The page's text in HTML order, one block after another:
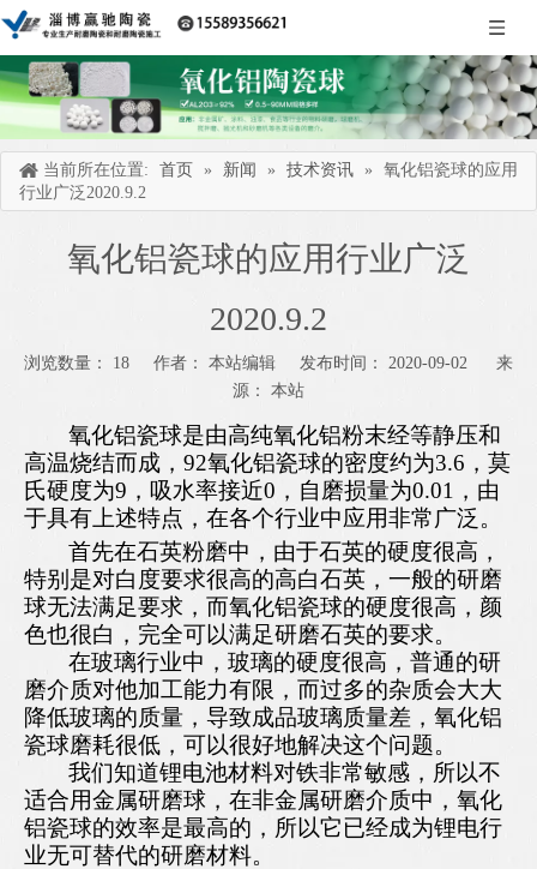
当前所在位置: 首页 » 新闻 » 技术资讯 »
氧化铝瓷球的应用
行业广泛2020.9.2
氧化铝瓷球的应用行业广泛
2020.9.2
浏览数量： 18 作者： 本站编辑 发布时间： 2020-09-02 来
源： 本站
["wechat","weibo","qzone","douban","email"]
氧化铝瓷球是由高纯氧化铝粉末经等静压和
高温烧结而成， 92氧化铝瓷球的密度约为3.6， 莫
氏硬度为9，吸水率接近0，自磨损量为0.01，由
于具有上述特点， 在各个行业中应用非常广泛。
首先在石英粉磨中，由于石英的硬度很高，
特别是对白度要求很高的高白石英，一般的研磨
球无法满足要求，而氧化铝瓷球的硬度很高，颜
色也很白，完全可以满足研磨石英的要求。
在玻璃行业中，玻璃的硬度很高，普通的研
磨介质对他加工能力有限，而过多的杂质会大大
降低玻璃的质量，导致成品玻璃质量差，氧化铝
瓷球磨耗很低，可以很好地解决这个问题。
我们知道锂电池材料对铁非常敏感，所以不
适合用金属研磨球，在非金属研磨介质中，氧化
铝瓷球的效率是最高的，所以它已经成为锂电行
业无可替代的研磨材料。